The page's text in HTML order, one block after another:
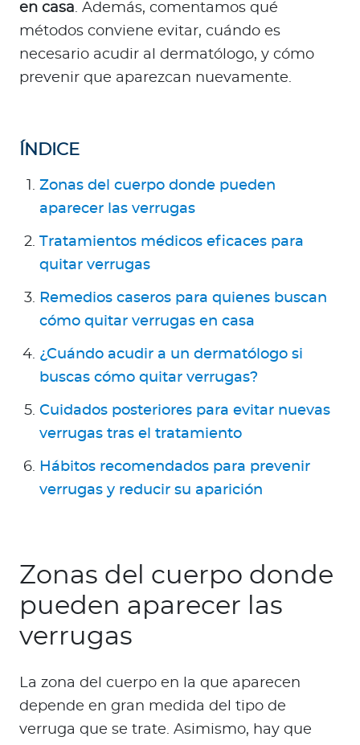
Contáctanos
en casa. Además, comentamos qué
métodos conviene evitar, cuándo es
necesario acudir al dermatólogo, y cómo
prevenir que aparezcan nuevamente.
ÍNDICE
Zonas del cuerpo donde pueden
aparecer las verrugas
Tratamientos médicos eficaces para
quitar verrugas
Remedios caseros para quienes buscan
cómo quitar verrugas en casa
¿Cuándo acudir a un dermatólogo si
buscas cómo quitar verrugas?
Cuidados posteriores para evitar nuevas
verrugas tras el tratamiento
Hábitos recomendados para prevenir
verrugas y reducir su aparición
Zonas del cuerpo donde
pueden aparecer las
verrugas
La zona del cuerpo en la que aparecen
depende en gran medida del tipo de
verruga que se trate. Asimismo, hay que